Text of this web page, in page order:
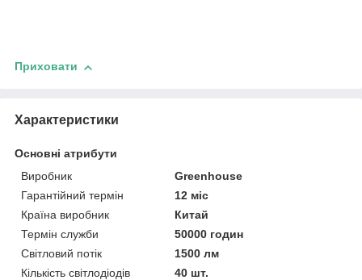
Приховати
Характеристики
Основні атрибути
Виробник
Greenhouse
Гарантійний термін
12 міс
Країна виробник
Китай
Термін служби
50000 годин
Світловий потік
1500 лм
Кількість світлодіодів
40 шт.